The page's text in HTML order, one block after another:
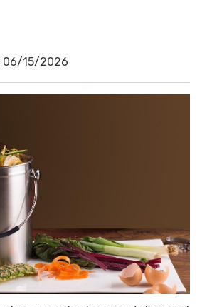
06/15/2026